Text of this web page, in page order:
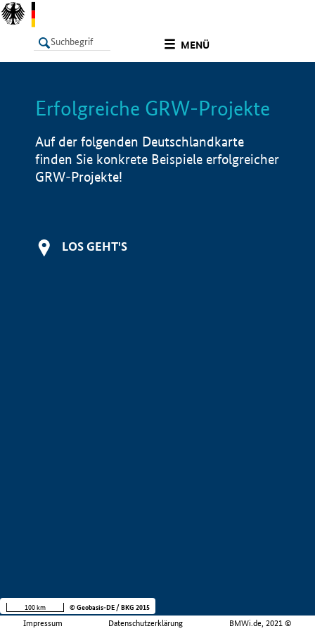
MENÜ
LISTE Info
Erfolgreiche GRW-Projekte
Auf der folgenden Deutschlandkarte
finden Sie konkrete Beispiele erfolgreicher
GRW-Projekte!
LOS GEHT'S
Impressum Datenschutzerklärung BMWi.de, 2021 ©
100 km © Geobasis-DE / BKG 2015